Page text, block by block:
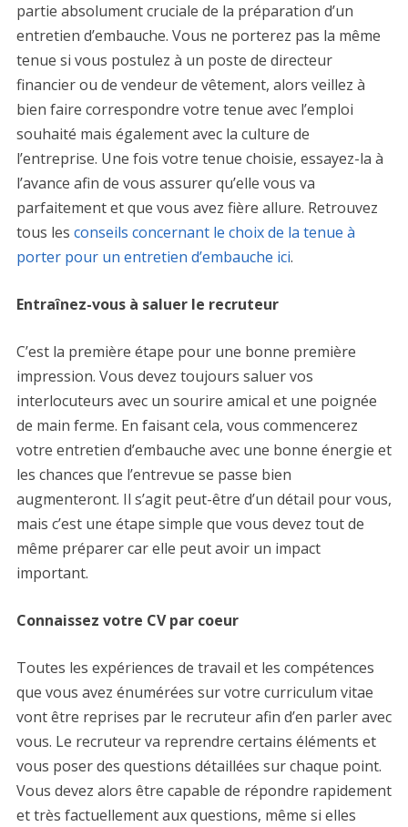
partie absolument cruciale de la préparation d’un
entretien d’embauche. Vous ne porterez pas la même
tenue si vous postulez à un poste de directeur
financier ou de vendeur de vêtement, alors veillez à
bien faire correspondre votre tenue avec l’emploi
souhaité mais également avec la culture de
l’entreprise. Une fois votre tenue choisie, essayez-la à
l’avance afin de vous assurer qu’elle vous va
parfaitement et que vous avez fière allure. Retrouvez
tous les conseils concernant le choix de la tenue à
porter pour un entretien d’embauche ici.
Entraînez-vous à saluer le recruteur
C’est la première étape pour une bonne première
impression. Vous devez toujours saluer vos
interlocuteurs avec un sourire amical et une poignée
de main ferme. En faisant cela, vous commencerez
votre entretien d’embauche avec une bonne énergie et
les chances que l’entrevue se passe bien
augmenteront. Il s’agit peut-être d’un détail pour vous,
mais c’est une étape simple que vous devez tout de
même préparer car elle peut avoir un impact
important.
Connaissez votre CV par coeur
Toutes les expériences de travail et les compétences
que vous avez énumérées sur votre curriculum vitae
vont être reprises par le recruteur afin d’en parler avec
vous. Le recruteur va reprendre certains éléments et
vous poser des questions détaillées sur chaque point.
Vous devez alors être capable de répondre rapidement
et très factuellement aux questions, même si elles